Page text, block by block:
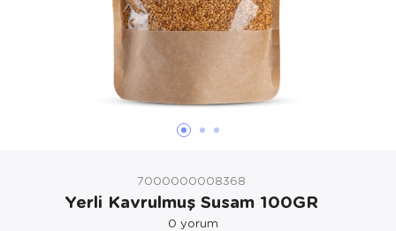
7000000008368
Yerli Kavrulmuş Susam 100GR
0 yorum